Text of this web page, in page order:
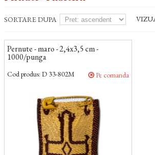
SORTARE DUPA
Pernute - maro - 2,4x3,5 cm -
1000/punga
Cod produs: D 33-802M Pe comanda